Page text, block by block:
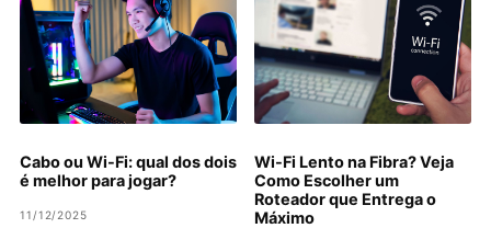
Cabo ou Wi-Fi: qual dos dois
é melhor para jogar?
11/12/2025
Wi-Fi Lento na Fibra? Veja
Como Escolher um
Roteador que Entrega o
Máximo